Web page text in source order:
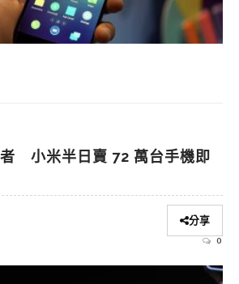
小米半日賣 72 萬台手機即
分享
0